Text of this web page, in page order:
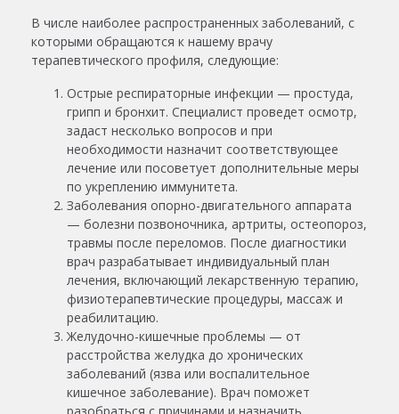
В числе наиболее распространенных заболеваний, с
которыми обращаются к нашему врачу
терапевтического профиля, следующие:
Острые респираторные инфекции — простуда,
грипп и бронхит. Специалист проведет осмотр,
задаст несколько вопросов и при
необходимости назначит соответствующее
лечение или посоветует дополнительные меры
по укреплению иммунитета.
Заболевания опорно-двигательного аппарата
— болезни позвоночника, артриты, остеопороз,
травмы после переломов. После диагностики
врач разрабатывает индивидуальный план
лечения, включающий лекарственную терапию,
физиотерапевтические процедуры, массаж и
реабилитацию.
Желудочно-кишечные проблемы — от
расстройства желудка до хронических
заболеваний (язва или воспалительное
кишечное заболевание). Врач поможет